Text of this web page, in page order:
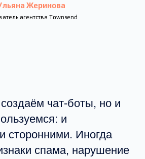
Жеринова
агентства Townsend
чат-боты, но и
и
сторонними. Иногда
спама, нарушение